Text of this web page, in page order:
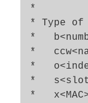
*
* Type of
*
*
*
*
*